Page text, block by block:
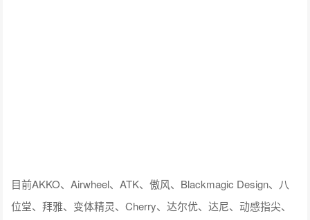
目前AKKO、Airwheel、ATK、傲风、Blackmagic Design、八
位堂、拜雅、变体精灵、Cherry、达尔优、达尼、动感指尖、